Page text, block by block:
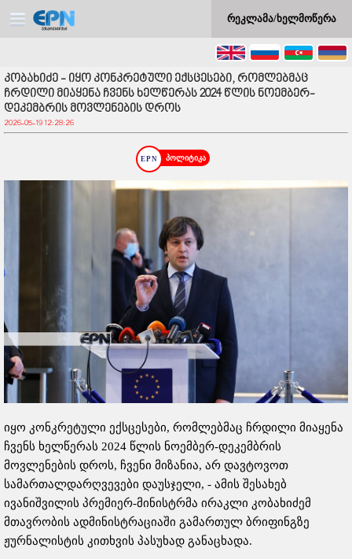
რეკლამა/ხელმოწერა
კობახიძე - იყო კონკრეტული ექსცესები, რომლებმაც
ჩრდილი მიაყენა ჩვენს ხელწერას 2024 წლის ნოემბერ-
დეკემბრის მოვლენების დროს
2026-05-19 12:28:26
პოლიტიკა
იყო კონკრეტული ექსცესები, რომლებმაც ჩრდილი მიაყენა
ჩვენს ხელწერას 2024 წლის ნოემბერ-დეკემბრის
მოვლენების დროს, ჩვენი მიზანია, არ დავტოვოთ
სამართალდარღვევები დაუსჯელი, - ამის შესახებ
ივანიშვილის პრემიერ-მინისტრმა ირაკლი კობახიძემ
მთავრობის ადმინისტრაციაში გამართულ ბრიფინგზე
ჟურნალისტის კითხვის პასუხად განაცხადა.